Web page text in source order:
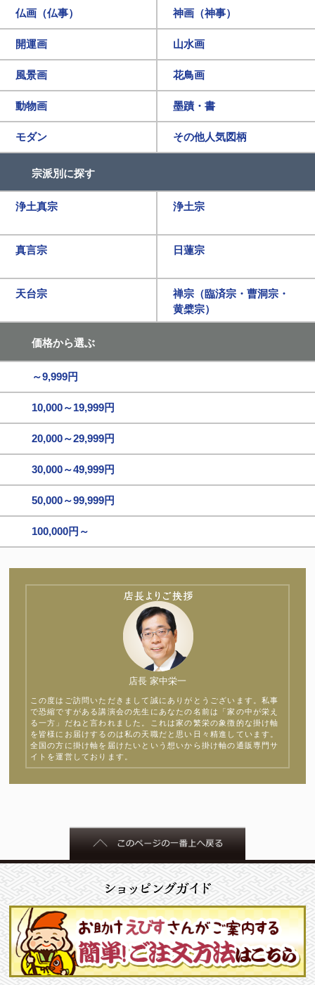
仏画（仏事） 神画（神事）
開運画 山水画
風景画 花鳥画
動物画 墨蹟・書
モダン その他人気図柄
宗派別に探す
浄土真宗 浄土宗
真言宗 日蓮宗
天台宗
禅宗（臨済宗・曹洞宗・
黄檗宗）
価格から選ぶ
～9,999円
10,000～19,999円
20,000～29,999円
30,000～49,999円
50,000～99,999円
100,000円～
店長 家中栄一
この度はご訪問いただきまして誠にありがとうございます。私事
で恐縮ですがある講演会の先生にあなたの名前は「家の中が栄え
る一方」だねと言われました。これは家の繁栄の象徴的な掛け軸
を皆様にお届けするのは私の天職だと思い日々精進しています。
全国の方に掛け軸を届けたいという想いから掛け軸の通販専門サ
イトを運営しております。